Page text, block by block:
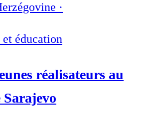
·
éducation
réalisateurs au
Sarajevo